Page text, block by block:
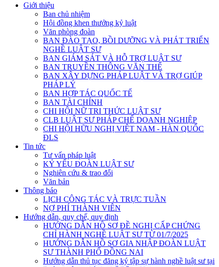
Giới thiệu
Ban chủ nhiệm
Hội đồng khen thưởng kỷ luật
Văn phòng đoàn
BAN ĐÀO TẠO, BỒI DƯỠNG VÀ PHÁT TRIỂN
NGHỀ LUẬT SƯ
BAN GIÁM SÁT VÀ HỖ TRỢ LUẬT SƯ
BAN TRUYỀN THÔNG VĂN THỂ
BAN XÂY DỰNG PHÁP LUẬT VÀ TRỢ GIÚP
PHÁP LÝ
BAN HỢP TÁC QUỐC TẾ
BAN TÀI CHÍNH
CHI HỘI NỮ TRI THỨC LUẬT SƯ
CLB LUẬT SƯ PHÁP CHẾ DOANH NGHIỆP
CHI HỘI HỮU NGHỊ VIỆT NAM - HÀN QUỐC
ĐLS
Tin tức
Tư vấn pháp luật
KỶ YẾU ĐOÀN LUẬT SƯ
Nghiên cứu & trao đổi
Văn bản
Thông báo
LỊCH CÔNG TÁC VÀ TRỰC TUẦN
NỢ PHÍ THÀNH VIÊN
Hướng dẫn, quy chế, quy định
HƯỚNG DẪN HỒ SƠ ĐỀ NGHỊ CẤP CHỨNG
CHỈ HÀNH NGHỀ LUẬT SƯ TỪ 01/7/2025
HƯỚNG DẪN HỒ SƠ GIA NHẬP ĐOÀN LUẬT
SƯ THÀNH PHỐ ĐỒNG NAI
Hướng dẫn thủ tục đăng ký tập sự hành nghề luật sư tại